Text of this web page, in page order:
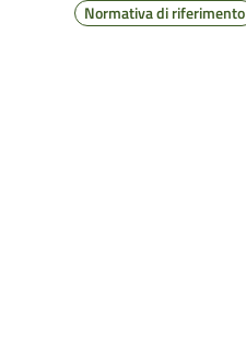
Normativa di riferimento